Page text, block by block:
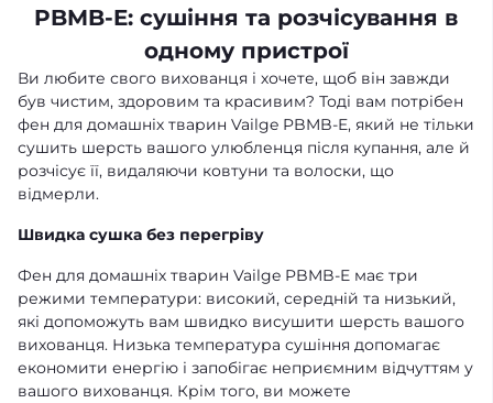
PBMB-E: сушіння та розчісування в
одному пристрої
Ви любите свого вихованця і хочете, щоб він завжди
був чистим, здоровим та красивим? Тоді вам потрібен
фен для домашніх тварин Vailge PBMB-E, який не тільки
сушить шерсть вашого улюбленця після купання, але й
розчісує її, видаляючи ковтуни та волоски, що
відмерли.
Швидка сушка без перегріву
Фен для домашніх тварин Vailge PBMB-E має три
режими температури: високий, середній та низький,
які допоможуть вам швидко висушити шерсть вашого
вихованця. Низька температура сушіння допомагає
економити енергію і запобігає неприємним відчуттям у
вашого вихованця. Крім того, ви можете